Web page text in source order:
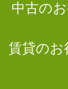
中古のお
賃貸のお